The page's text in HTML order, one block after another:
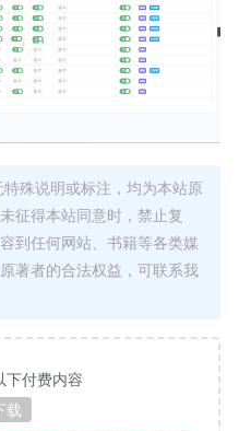
殊说明或标注，均为本站原
征得本站同意时，禁止复
到任何网站、书籍等各类媒
著者的合法权益，可联系我
下付费内容
载